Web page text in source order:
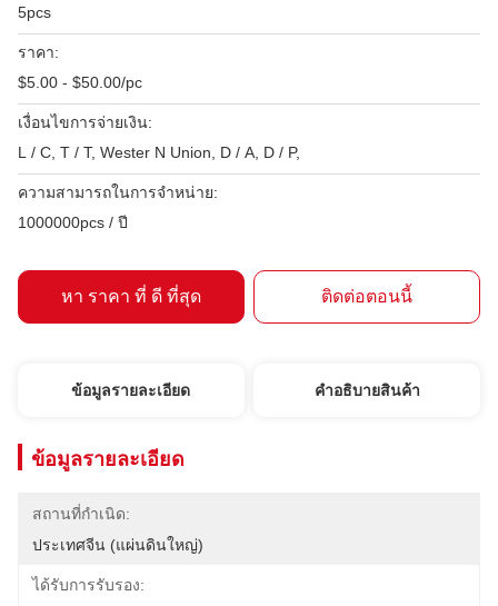
5pcs
ราคา:
$5.00 - $50.00/pc
เงื่อนไขการจ่ายเงิน:
L / C, T / T, Wester N Union, D / A, D / P,
ความสามารถในการจําหน่าย:
1000000pcs / ปี
หา ราคา ที่ ดี ที่สุด ติดต่อตอนนี้
ข้อมูลรายละเอียด คําอธิบายสินค้า
ข้อมูลรายละเอียด
สถานที่กำเนิด:
ประเทศจีน (แผ่นดินใหญ่)
ได้รับการรับรอง: